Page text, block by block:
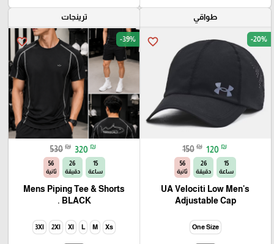
طواقي
favorite_border -20%
150 ₪ 120 ₪
15
ساعة
26
دقيقة
54
ثانية
UA Velociti Low Men's
Adjustable Cap
One Size
ترينجات
favorite_border -39%
530 ₪ 320 ₪
15
ساعة
26
دقيقة
54
ثانية
Mens Piping Tee & Shorts
BLACK .
Xs
M
L
Xl
2Xl
3Xl